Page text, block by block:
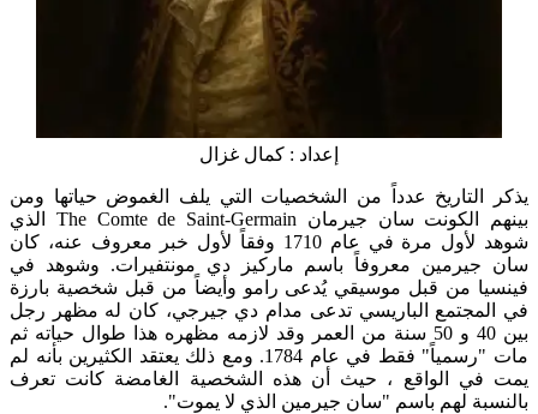
إعداد : كمال غزال
يذكر التاريخ عدداً من الشخصيات التي يلف الغموض حياتها ومن
بينهم الكونت سان جيرمان The Comte de Saint-Germain الذي
شوهد لأول مرة في عام 1710 وفقاً لأول خبر معروف عنه، كان
سان جيرمين معروفاً باسم ماركيز دي مونتفيرات. وشوهد في
فينسيا من قبل موسيقي يُدعى رامو وأيضاً من قبل شخصية بارزة
في المجتمع الباريسي تدعى مدام دي جيرجي، كان له مظهر رجل
بين 40 و 50 سنة من العمر وقد لازمه مظهره هذا طوال حياته ثم
مات "رسمياً" فقط في عام 1784. ومع ذلك يعتقد الكثيرين بأنه لم
يمت في الواقع ، حيث أن هذه الشخصية الغامضة كانت تعرف
بالنسبة لهم باسم "سان جيرمين الذي لا يموت".